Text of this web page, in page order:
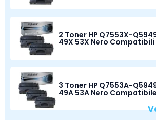
2 Toner HP Q7553X-
49X 53X Nero Compatibili
3 Toner HP Q7553A-
49A 53A Nero Compatibile